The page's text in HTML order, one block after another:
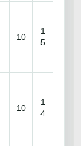
10
1
5
10
1
4